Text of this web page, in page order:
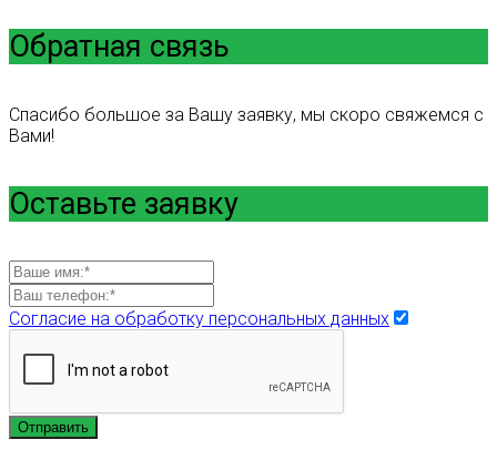
Обратная связь
Спасибо большое за Вашу заявку, мы скоро свяжемся с
Вами!
Оставьте заявку
Согласие на обработку персональных данных
Отправить